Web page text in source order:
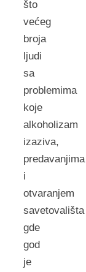
što
većeg
broja
ljudi
sa
problemima
koje
alkoholizam
izaziva,
predavanjima
i
otvaranjem
savetovališta
gde
god
je